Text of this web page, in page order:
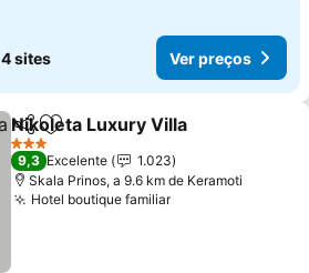
4 sites Ver preços
PartilharAdicionar aos favoritos
Nikoleta Luxury Villa
3 Estrelas
9,3 Excelente
1.023
Skala Prinos, a 9.6 km de Keramoti
Hotel boutique familiar